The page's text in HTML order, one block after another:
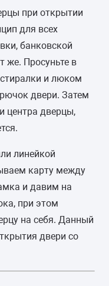
при открытии
для всех
банковской
же. Просуньте в
и люком
двери. Затем
центра дверцы,
линейкой
карту между
и давим на
при этом
на себя. Данный
двери со